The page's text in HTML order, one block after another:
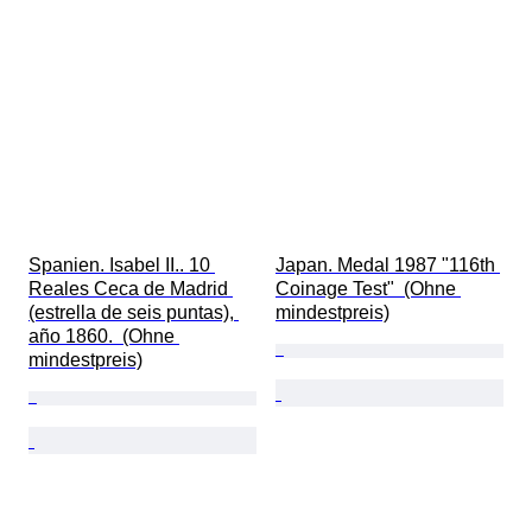
Spanien. Isabel II.. 10
Reales Ceca de Madrid
(estrella de seis puntas),
año 1860.  (Ohne
mindestpreis)
Japan. Medal 1987 "116th
Coinage Test"  (Ohne
mindestpreis)